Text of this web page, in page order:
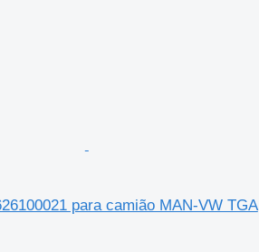
para camião MAN-VW TGA